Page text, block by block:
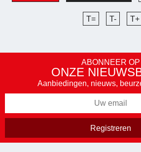
T= T- T+
ABONNEER OP
ONZE
Aanbiedingen, nieuws,